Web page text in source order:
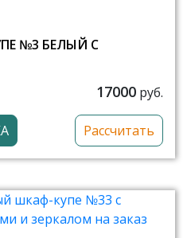
№3 БЕЛЫЙ С
17000 руб.
Рассчитать